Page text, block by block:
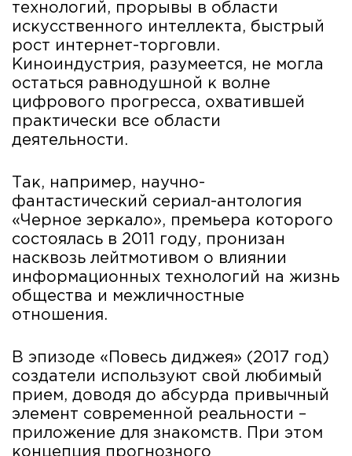
технологий, прорывы в области
искусственного интеллекта, быстрый
рост интернет-торговли.
Киноиндустрия, разумеется, не могла
остаться равнодушной к волне
цифрового прогресса, охватившей
практически все области
деятельности.
Так, например, научно-
фантастический сериал-антология
«Черное зеркало», премьера которого
состоялась в 2011 году, пронизан
насквозь лейтмотивом о влиянии
информационных технологий на жизнь
общества и межличностные
отношения.
В эпизоде «Повесь диджея» (2017 год)
создатели используют свой любимый
прием, доводя до абсурда привычный
элемент современной реальности –
приложение для знакомств. При этом
концепция прогнозного